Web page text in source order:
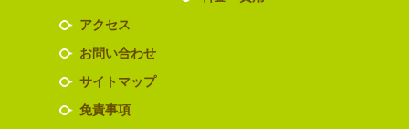
アクセス
お問い合わせ
サイトマップ
免責事項